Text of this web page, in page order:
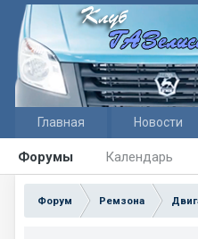
Главная Новости
Форумы Календарь
Форум Ремзона